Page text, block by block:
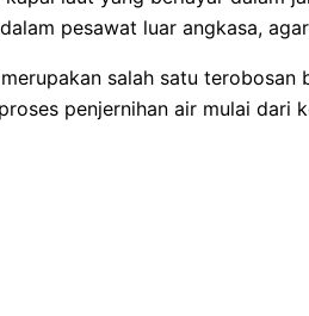
pesawat luar angkasa,
salah satu
penjernihan air mulai